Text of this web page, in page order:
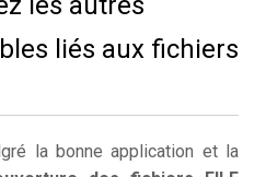
liés aux fichiers
la bonne application et la